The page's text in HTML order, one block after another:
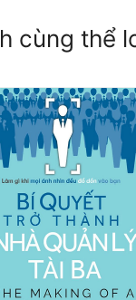
cùng thể